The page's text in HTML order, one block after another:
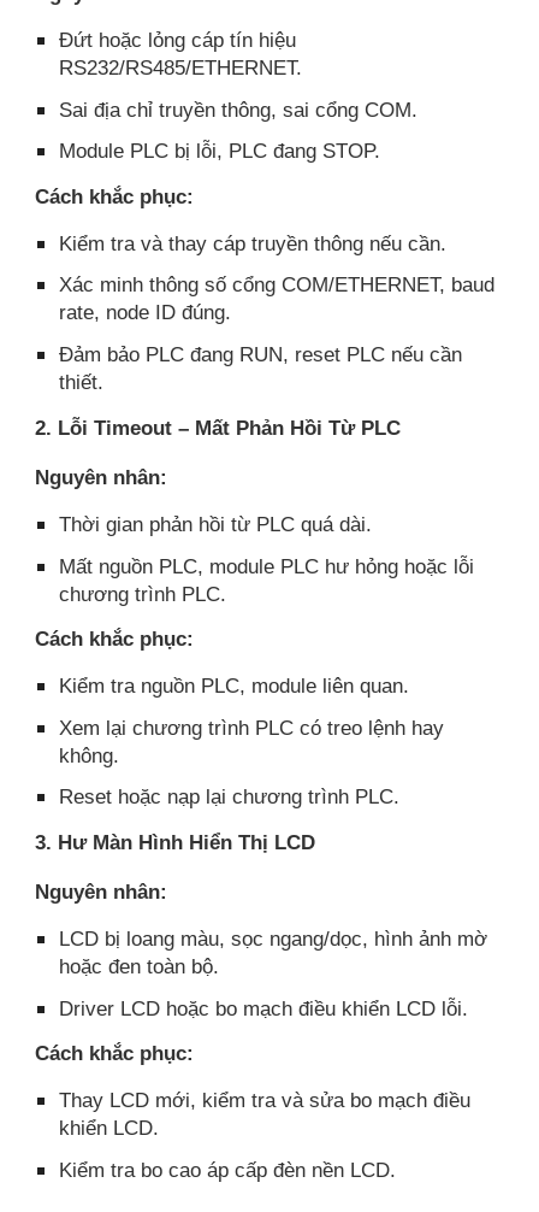
Đứt hoặc lỏng cáp tín hiệu
RS232/RS485/ETHERNET.
Sai địa chỉ truyền thông, sai cổng COM.
Module PLC bị lỗi, PLC đang STOP.
Cách khắc phục:
Kiểm tra và thay cáp truyền thông nếu cần.
Xác minh thông số cổng COM/ETHERNET, baud
rate, node ID đúng.
Đảm bảo PLC đang RUN, reset PLC nếu cần
thiết.
2. Lỗi Timeout – Mất Phản Hồi Từ PLC
Nguyên nhân:
Thời gian phản hồi từ PLC quá dài.
Mất nguồn PLC, module PLC hư hỏng hoặc lỗi
chương trình PLC.
Cách khắc phục:
Kiểm tra nguồn PLC, module liên quan.
Xem lại chương trình PLC có treo lệnh hay
không.
Reset hoặc nạp lại chương trình PLC.
3. Hư Màn Hình Hiển Thị LCD
Nguyên nhân:
LCD bị loang màu, sọc ngang/dọc, hình ảnh mờ
hoặc đen toàn bộ.
Driver LCD hoặc bo mạch điều khiển LCD lỗi.
Cách khắc phục:
Thay LCD mới, kiểm tra và sửa bo mạch điều
khiển LCD.
Kiểm tra bo cao áp cấp đèn nền LCD.